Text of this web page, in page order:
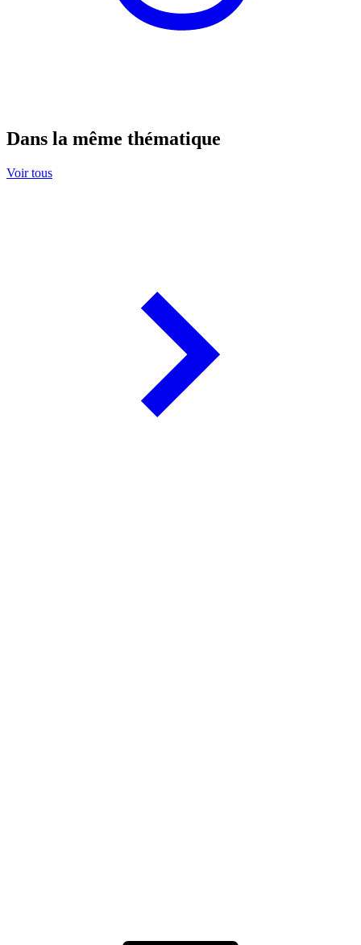
Dans la même thématique
Voir tous